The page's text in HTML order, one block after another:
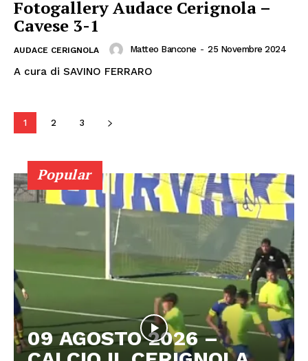
Fotogallery Audace Cerignola –
Cavese 3-1
AUDACE CERIGNOLA Matteo Bancone - 25 Novembre 2024
A cura di SAVINO FERRARO
1 2 3
Popular
09 AGOSTO 2026 –